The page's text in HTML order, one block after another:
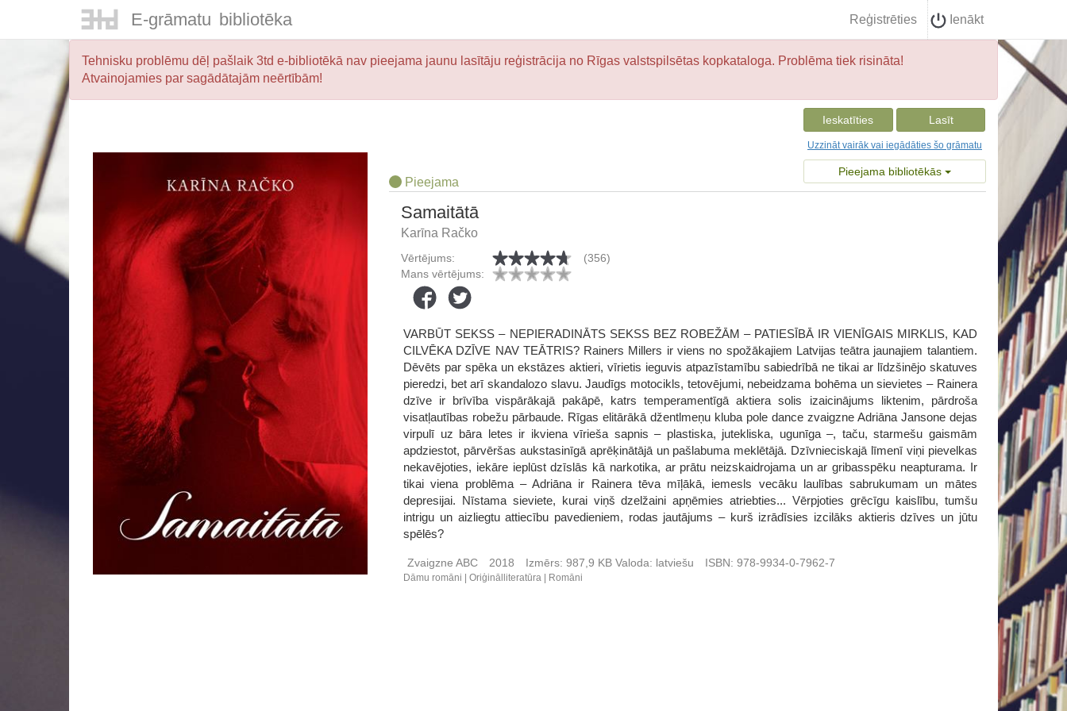
E-grāmatu bibliotēka Reģistrēties Ienākt
Tehnisku problēmu dēļ pašlaik 3td e-bibliotēkā nav pieejama jaunu lasītāju reģistrācija no Rīgas valstspilsētas kopkataloga. Problēma tiek risināta!
Atvainojamies par sagādātajām neērtībām!
Ieskatīties Lasīt
Uzzināt vairāk vai iegādāties šo grāmatu
Pieejama bibliotēkās
Pieejama
Samaitātā
Karīna Račko
Vērtējums:
(356)
Mans vērtējums:
VARBŪT SEKSS – NEPIERADINĀTS SEKSS BEZ ROBEŽĀM – PATIESĪBĀ IR VIENĪGAIS MIRKLIS, KAD
CILVĒKA DZĪVE NAV TEĀTRIS? Rainers Millers ir viens no spožākajiem Latvijas teātra jaunajiem talantiem.
Dēvēts par spēka un ekstāzes aktieri, vīrietis ieguvis atpazīstamību sabiedrībā ne tikai ar līdzšinējo skatuves
pieredzi, bet arī skandalozo slavu. Jaudīgs motocikls, tetovējumi, nebeidzama bohēma un sievietes – Rainera
dzīve ir brīvība vispārākajā pakāpē, katrs temperamentīgā aktiera solis izaicinājums liktenim, pārdroša
visatļautības robežu pārbaude. Rīgas elitārākā džentlmeņu kluba pole dance zvaigzne Adriāna Jansone dejas
virpulī uz bāra letes ir ikviena vīrieša sapnis – plastiska, jutekliska, ugunīga –, taču, starmešu gaismām
apdziestot, pārvēršas aukstasinīgā aprēķinātājā un pašlabuma meklētājā. Dzīvnieciskajā līmenī viņi pievelkas
nekavējoties, iekāre ieplūst dzīslās kā narkotika, ar prātu neizskaidrojama un ar gribasspēku neapturama. Ir
tikai viena problēma – Adriāna ir Rainera tēva mīļākā, iemesls vecāku laulības sabrukumam un mātes
depresijai. Nīstama sieviete, kurai viņš dzelžaini apņēmies atriebties... Vērpjoties grēcīgu kaislību, tumšu
intrigu un aizliegtu attiecību pavedieniem, rodas jautājums – kurš izrādīsies izcilāks aktieris dzīves un jūtu
spēlēs?
Zvaigzne ABC 2018 Izmērs: 987,9 KBValoda: latviešu ISBN: 978-9934-0-7962-7
Dāmu romāni Oriģinālliteratūra Romāni